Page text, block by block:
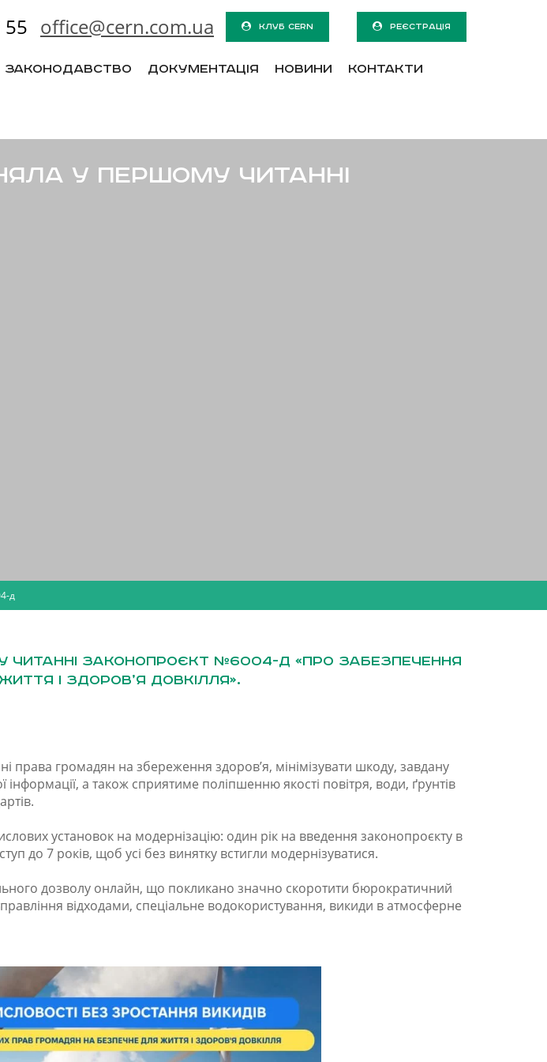
55 office@cern.com.ua КЛУБ CERN РЕЄСТРАЦІЯ
Законодавство Документація Новини Контакти
у першому читанні
д
законопроєкт №6004-д «Про забезпечення
і здоров’я довкілля».
права громадян на збереження здоров’я, мінімізувати шкоду, завдану
а також сприятиме поліпшенню якості повітря, води, ґрунтів
установок на модернізацію: один рік на введення законопроєкту в
до 7 років, щоб усі без винятку встигли модернізуватися.
дозволу онлайн, що покликано значно скоротити бюрократичний
відходами, спеціальне водокористування, викиди в атмосферне